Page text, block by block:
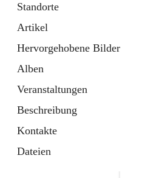
Standorte
Artikel
Hervorgehobene Bilder
Alben
Veranstaltungen
Beschreibung
Kontakte
Dateien